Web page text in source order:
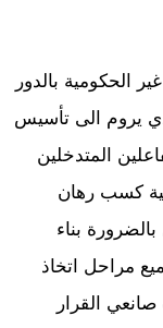
الحكومية بالدور
يروم الى تأسيس
المتدخلين
كسب رهان
بناء
مراحل اتخاذ
القرار